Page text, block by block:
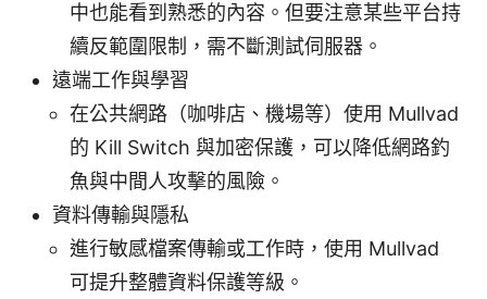
中也能看到熟悉的內容。但要注意某些平台持
續反範圍限制，需不斷測試伺服器。
遠端工作與學習
在公共網路（咖啡店、機場等）使用 Mullvad
的 Kill Switch 與加密保護，可以降低網路釣
魚與中間人攻擊的風險。
資料傳輸與隱私
進行敏感檔案傳輸或工作時，使用 Mullvad
可提升整體資料保護等級。